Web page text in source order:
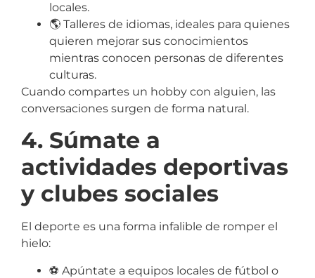
locales.
🌎 Talleres de idiomas, ideales para quienes
quieren mejorar sus conocimientos
mientras conocen personas de diferentes
culturas.
Cuando compartes un hobby con alguien, las
conversaciones surgen de forma natural.
4. Súmate a
actividades deportivas
y clubes sociales
El deporte es una forma infalible de romper el
hielo:
⚽ Apúntate a equipos locales de fútbol o